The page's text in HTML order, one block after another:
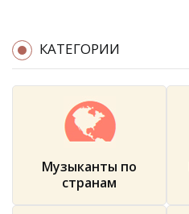
КАТЕГОРИИ
Музыканты по
странам